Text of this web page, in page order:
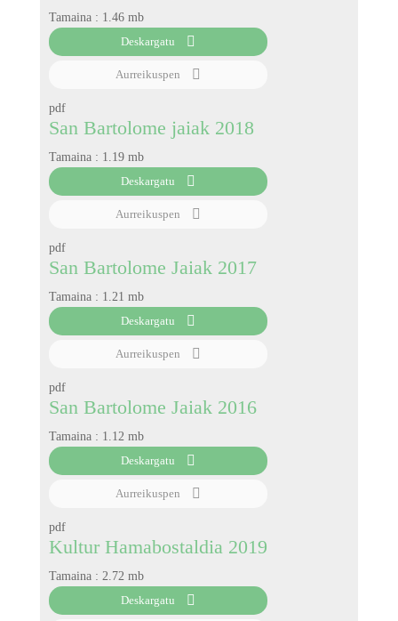
Tamaina : 1.46 mb
Deskargatu
Aurreikuspen
pdf
San Bartolome jaiak 2018
Tamaina : 1.19 mb
Deskargatu
Aurreikuspen
pdf
San Bartolome Jaiak 2017
Tamaina : 1.21 mb
Deskargatu
Aurreikuspen
pdf
San Bartolome Jaiak 2016
Tamaina : 1.12 mb
Deskargatu
Aurreikuspen
pdf
Kultur Hamabostaldia 2019
Tamaina : 2.72 mb
Deskargatu